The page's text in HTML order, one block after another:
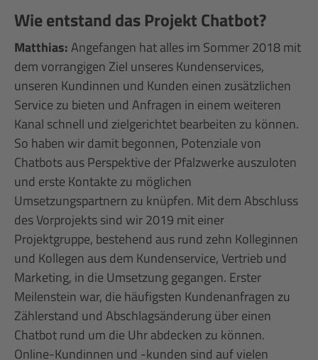
Wie entstand das Projekt Chatbot?
Matthias:Angefangen hat alles im Sommer 2018 mit
dem vorrangigen Ziel unseres Kundenservices,
unseren Kundinnen und Kunden einen zusätzlichen
Service zu bieten und Anfragen in einem weiteren
Kanal schnell und zielgerichtet bearbeiten zu können.
So haben wir damit begonnen, Potenziale von
Chatbots aus Perspektive der Pfalzwerke auszuloten
und erste Kontakte zu möglichen
Umsetzungspartnern zu knüpfen. Mit dem Abschluss
des Vorprojekts sind wir 2019 mit einer
Projektgruppe, bestehend aus rund zehn Kolleginnen
und Kollegen aus dem Kundenservice, Vertrieb und
Marketing, in die Umsetzung gegangen. Erster
Meilenstein war, die häufigsten Kundenanfragen zu
Zählerstand und Abschlagsänderung über einen
Chatbot rund um die Uhr abdecken zu können.
Online-Kundinnen und -kunden sind auf vielen